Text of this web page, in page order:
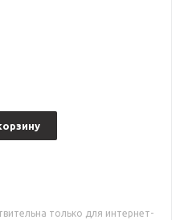
только для интернет-